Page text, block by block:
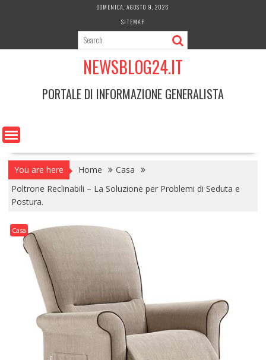
DOMENICA, AGOSTO 9, 2026
SITEMAP
NEWSBLOG24.IT
PORTALE DI INFORMAZIONE GENERALISTA
You are here Home
Casa
Poltrone Reclinabili – La Soluzione per Problemi di Seduta e
Postura.
Casa